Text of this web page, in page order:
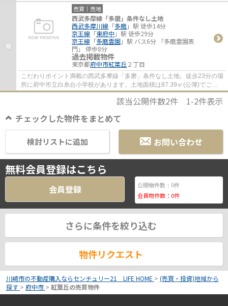
います。売地をお探しの方には、こちらの売...
売買｜売地
西武多摩線「多磨」条件なし土地
西武多摩川線 「多磨 」駅 徒歩14分
京王線 「東府中 」駅 徒歩29分
京王線 「多磨霊園」駅 バス6分 「多磨霊園表
門」 停歩8分
過去掲載物件
東京都府中市紅葉丘２丁目
こだわりポイント満載の西武多摩線「多磨」条件なし土地。徒歩23分の場
所に府中市立白糸台小学校があります。土地面積は87.39㎡(公簿)でござ
います。売地をお探しの方には、こちらの売...
該当公開件数2件 1-2件表示
チェックした物件をまとめて
お問い合わせ
検討リストに追加
無料会員登録はこちら
会員登録 公開物件数： 0件
会員物件数： 0件
さらに条件を絞り込む
物件リクエスト
川崎市の不動産購入ならセンチュリー21 LIFE HOME > (売買・投資)地域から
探す > 府中市 > 紅葉丘の売買物件